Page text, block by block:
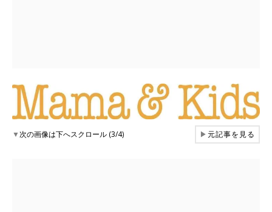
▼次の画像は下へスクロール (3/4) ▶元記事を見る